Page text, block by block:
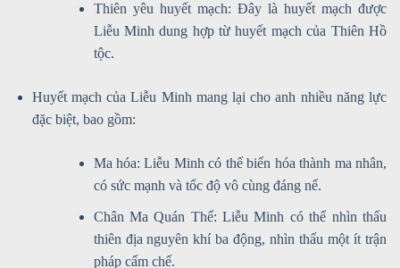
Thiên yêu huyết mạch: Đây là huyết mạch được
Liễu Minh dung hợp từ huyết mạch của Thiên Hồ
tộc.
Huyết mạch của Liễu Minh mang lại cho anh nhiều năng lực
đặc biệt, bao gồm:
Ma hóa: Liễu Minh có thể biến hóa thành ma nhân,
có sức mạnh và tốc độ vô cùng đáng nể.
Chân Ma Quán Thể: Liễu Minh có thể nhìn thấu
thiên địa nguyên khí ba động, nhìn thấu một ít trận
pháp cấm chế.